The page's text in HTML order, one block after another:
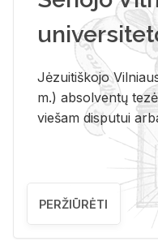
Jėzuitiškojo
m.) absolventų
viešam disputui
PERŽIŪRĖTI